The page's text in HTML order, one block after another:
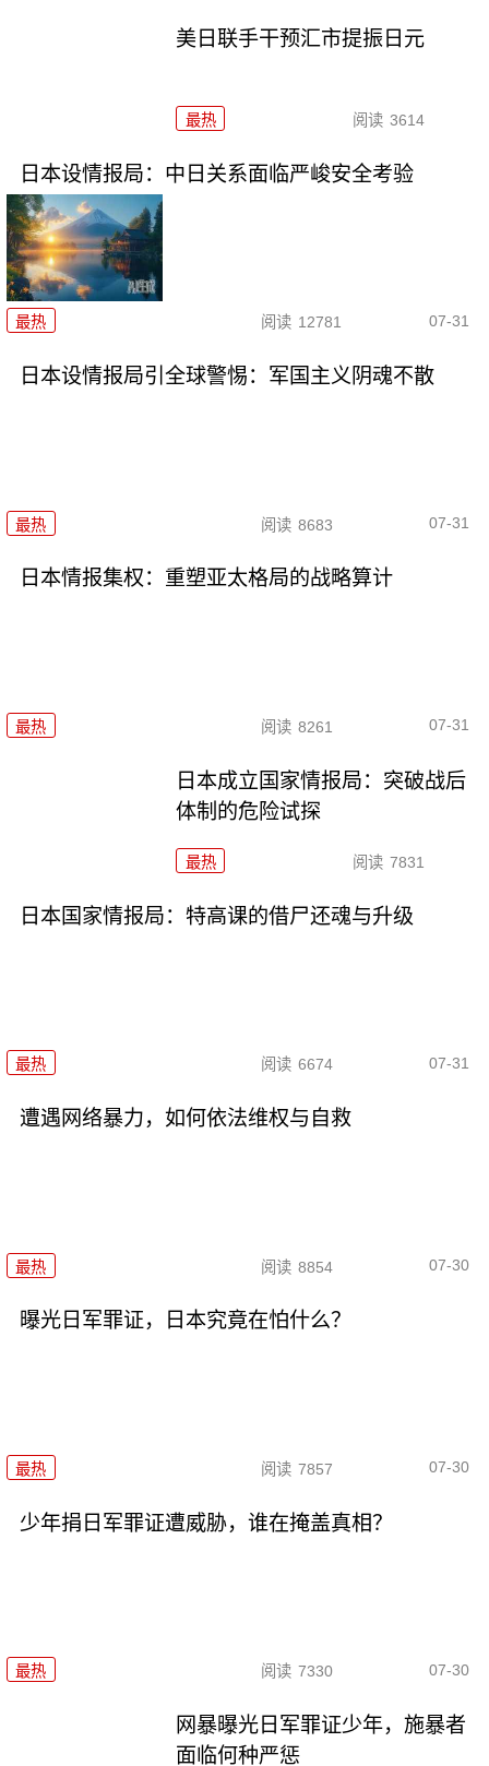
美日联手干预汇市提振日元
最热 阅读 3614
日本设情报局：中日关系面临严峻安全考验
最热 阅读 12781 07-31
日本设情报局引全球警惕：军国主义阴魂不散
最热 阅读 8683 07-31
日本情报集权：重塑亚太格局的战略算计
最热 阅读 8261 07-31
日本成立国家情报局：突破战后
体制的危险试探
最热 阅读 7831
日本国家情报局：特高课的借尸还魂与升级
最热 阅读 6674 07-31
遭遇网络暴力，如何依法维权与自救
最热 阅读 8854 07-30
曝光日军罪证，日本究竟在怕什么？
最热 阅读 7857 07-30
少年捐日军罪证遭威胁，谁在掩盖真相？
最热 阅读 7330 07-30
网暴曝光日军罪证少年，施暴者
面临何种严惩